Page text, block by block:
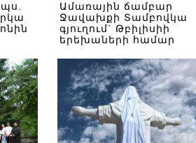
Ամառային ճամբար
Ջավախքի Տամբովկա
գյուղում` Թբիլիսիի
երեխաների համար